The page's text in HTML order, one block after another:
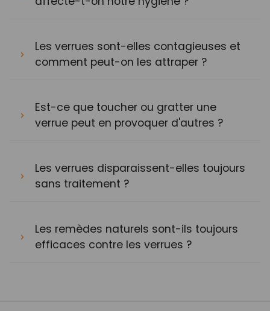
Les verrues sont-elles contagieuses et
comment peut-on les attraper ?
Est-ce que toucher ou gratter une
verrue peut en provoquer d'autres ?
Les verrues disparaissent-elles toujours
sans traitement ?
Les remèdes naturels sont-ils toujours
efficaces contre les verrues ?